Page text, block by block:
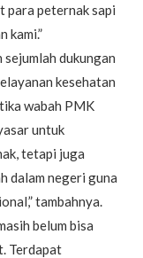
para peternak sapi
kami.”
sejumlah dukungan
kesehatan
wabah PMK
untuk
tetapi juga
dalam negeri guna
tambahnya.
belum bisa
Terdapat